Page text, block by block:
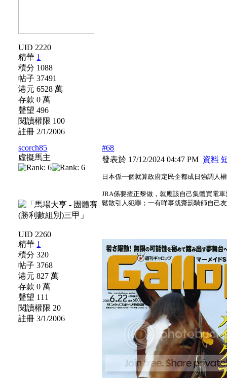
UID 2220
精華 1
積分 1088
帖子 37491
港元 6528 萬
存款 0 萬
聲望 496
閱讀權限 100
註冊 2/1/2006
scorch85
虛擬馬主
UID 2260
精華 1
積分 320
帖子 3768
港元 827 萬
存款 0 萬
聲望 111
閱讀權限 20
註冊 3/1/2006
#68
發表於 17/12/2024 04:47 PM 資料
日本係一個就算政府定民企都成日強調人
JRA係要揸正黎做，就應該自己集體買電
鬆散引人犯罪；一有咩事就齋罰騎師自己